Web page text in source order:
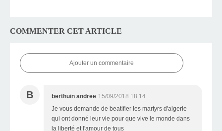
COMMENTER CET ARTICLE
Ajouter un commentaire
B berthuin andree 15/09/2018 18:14
Je vous demande de beatifier les martyrs d'algerie
qui ont donné leur vie pour que vive le monde dans
la liberté et l'amour de tous